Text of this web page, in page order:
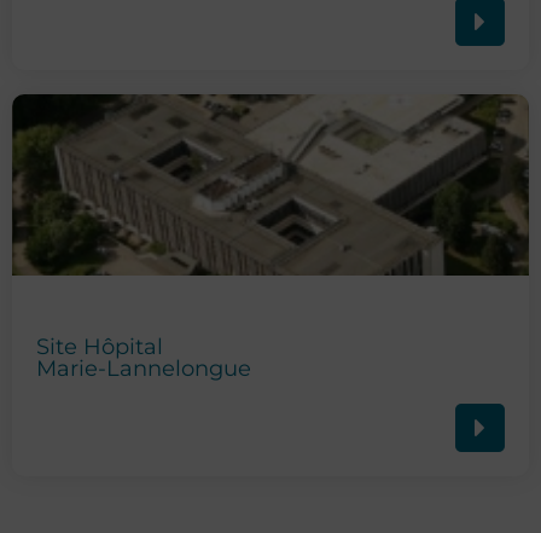
Site Hôpital
Marie-Lannelongue